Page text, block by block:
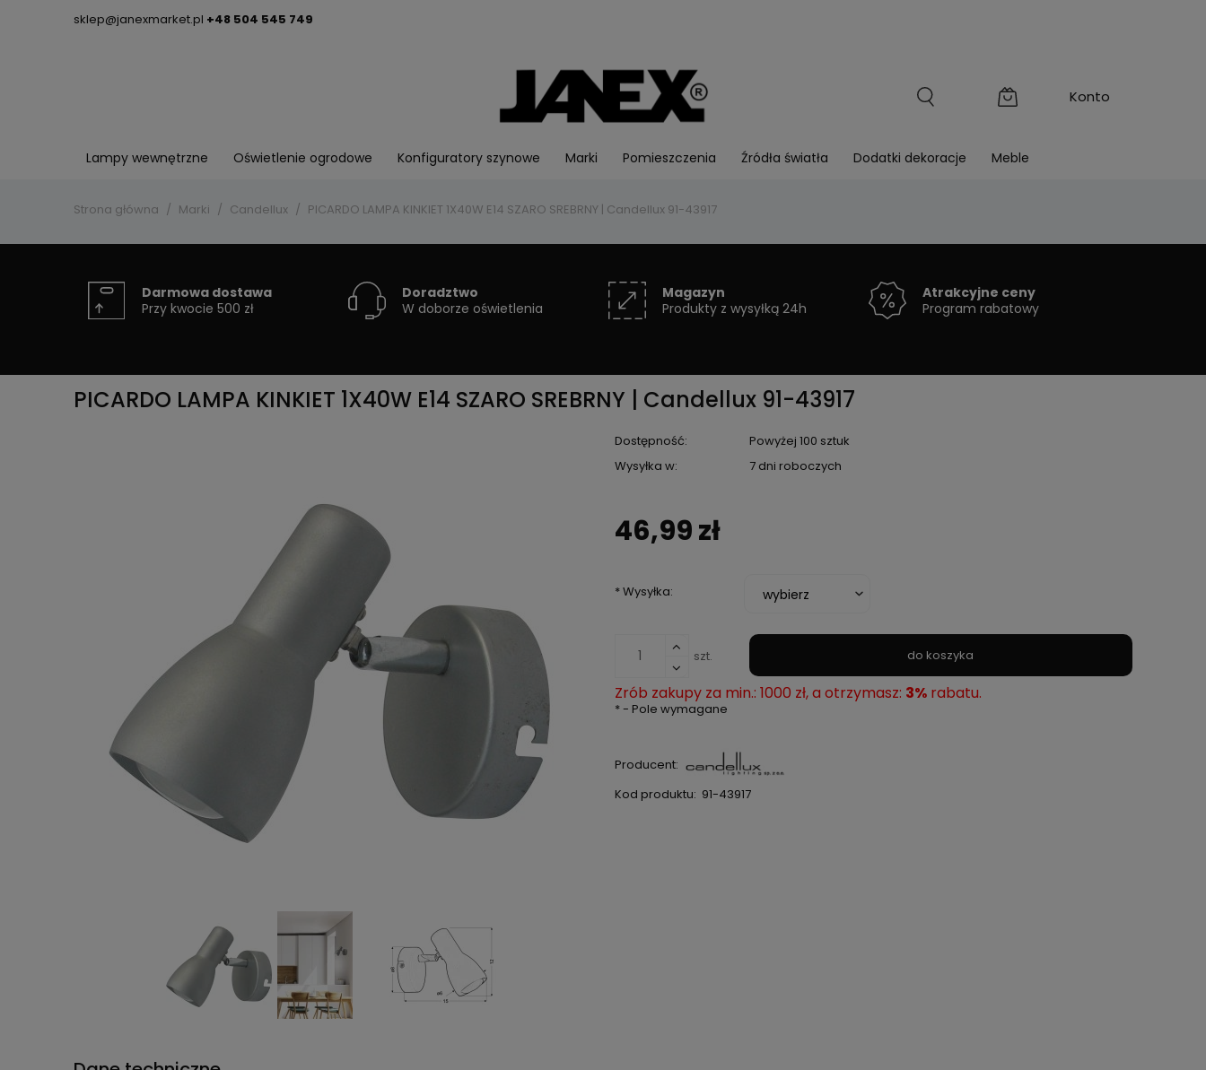
sklep@janexmarket.pl +48 504 545 749
Lampy wewnętrzne Oświetlenie ogrodowe Konfiguratory szynowe Marki Pomieszczenia Źródła światła Dodatki dekoracje Meble
Strona główna Marki Candellux PICARDO LAMPA KINKIET 1X40W E14 SZARO SREBRNY | Candellux 91-43917
Darmowa dostawa
Przy kwocie 500 zł
Doradztwo
W doborze oświetlenia
Magazyn
Produkty z wysyłką 24h
Atrakcyjne ceny
Program rabatowy
PICARDO LAMPA KINKIET 1X40W E14 SZARO SREBRNY | Candellux 91-43917
Dostępność:
Powyżej 100 sztuk
Wysyłka w:
7 dni roboczych
46,99 zł
*Wysyłka:
szt. do koszyka
Zrób zakupy za min.: 1000 zł, a otrzymasz: 3%rabatu.
*- Pole wymagane
Producent:
Kod produktu: 91-43917